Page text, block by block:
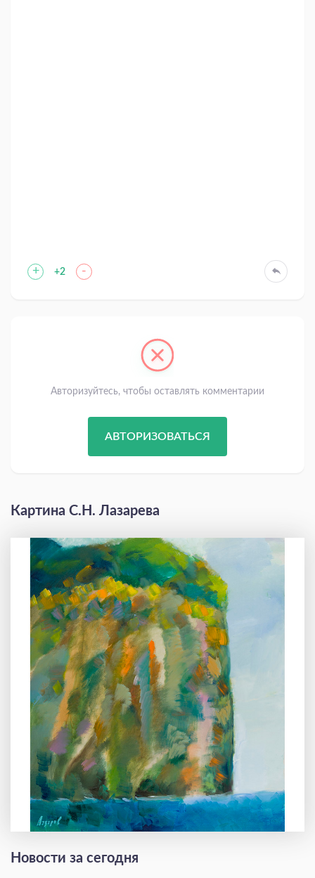
+ +2 -
Авторизуйтесь, чтобы оставлять комментарии
АВТОРИЗОВАТЬСЯ
Картина С.Н. Лазарева
Новости за сегодня